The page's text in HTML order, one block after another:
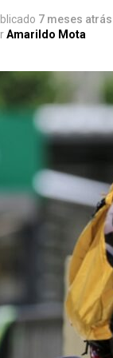
7 meses atrás
Amarildo Mota